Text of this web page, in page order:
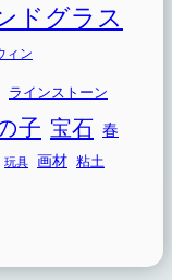
ドグラス
ィン
ラインストーン
子 宝石 春
玩具 画材 粘土